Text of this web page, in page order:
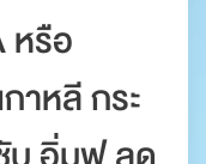
หรือ
าหลี กระ